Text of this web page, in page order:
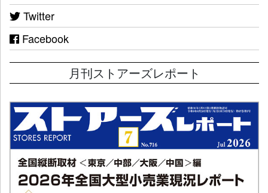
Twitter
Facebook
月刊ストアーズレポート